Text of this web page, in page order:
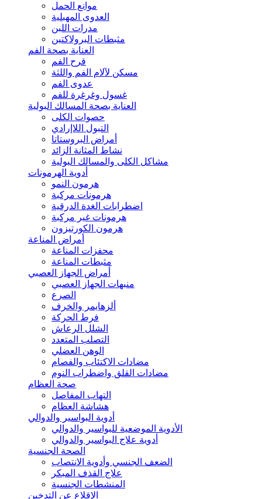
موانع الحمل
العدوى المهبلية
مدرات اللبن
مثبطات البرولاكتين
العناية بصحة الفم
قرح الفم
مسكن لآلام الفم واللثة
عدوى الفم
غسول وغرغرة للفم
العناية بصحة المسالك البولية
حصوات الكلى
التبول اللاإرادي
أمراض البروستاتا
نشاط المثانة الزائد
مشاكل الكلى والمسالك البولية
أدوية الهرمونات
هرمون النمو
هرمونات مركبة
اضطرابات الغدة الدرقية
هرمونات غير مركبة
هرمون الكورتيزون
أمراض المناعة
محفزات المناعة
مثبطات المناعة
أمراض الجهاز العصبي
منبهات الجهاز العصبي
الصرع
ألزهايمر والخرف
فرط الحركة
الشلل الرعاش
التصلب المتعدد
الوهن العضلي
مضادات الاكتئاب والفصام
مضادات القلق واضطراب النوم
صحة العظام
التهاب المفاصل
هشاشة العظام
أدوية البواسير والدوالي
الأدوية الموضعية للبواسير والدوالي
أدوية علاج البواسير والدوالي
الصحة الجنسية
الضعف الجنسي وأدوية الانتصاب
علاج القذف المبكر
المنشطات الجنسية
الإقلاع عن التدخين